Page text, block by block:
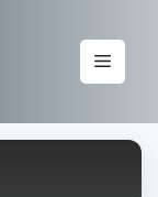
Menu